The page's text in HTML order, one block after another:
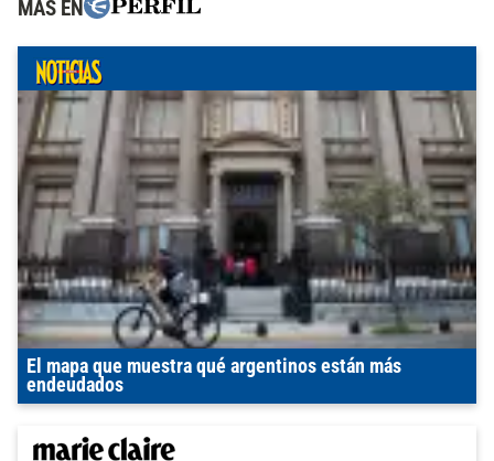
MÁS EN
El mapa que muestra qué argentinos están más
endeudados